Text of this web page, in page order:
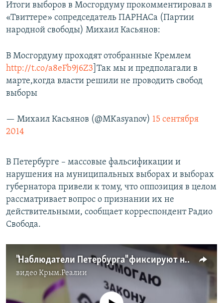
Итоги выборов в Мосгордуму прокомментировал в
«Твиттере» сопредседатель ПАРНАСа (Партии
народной свободы) Михаил Касьянов:
В Мосгордуму проходят отобранные Кремлем
http://t.co/a8eFb9j6Z3 ]Так мы и предполагали в
марте,когда власти решили не проводить свобод
выборы
— Михаил Касьянов (@MKasyanov) 15 сентября
2014
В Петербурге – массовые фальсификации и
нарушения на муниципальных выборах и выборах
губернатора привели к тому, что оппозиция в целом
рассматривает вопрос о признании их не
действительными, сообщает корреспондент Радио
Свобода.
"Наблюдатели Петербурга" фиксируют нарушения на выборах
видеоКрым.Реалии
No media source currently available